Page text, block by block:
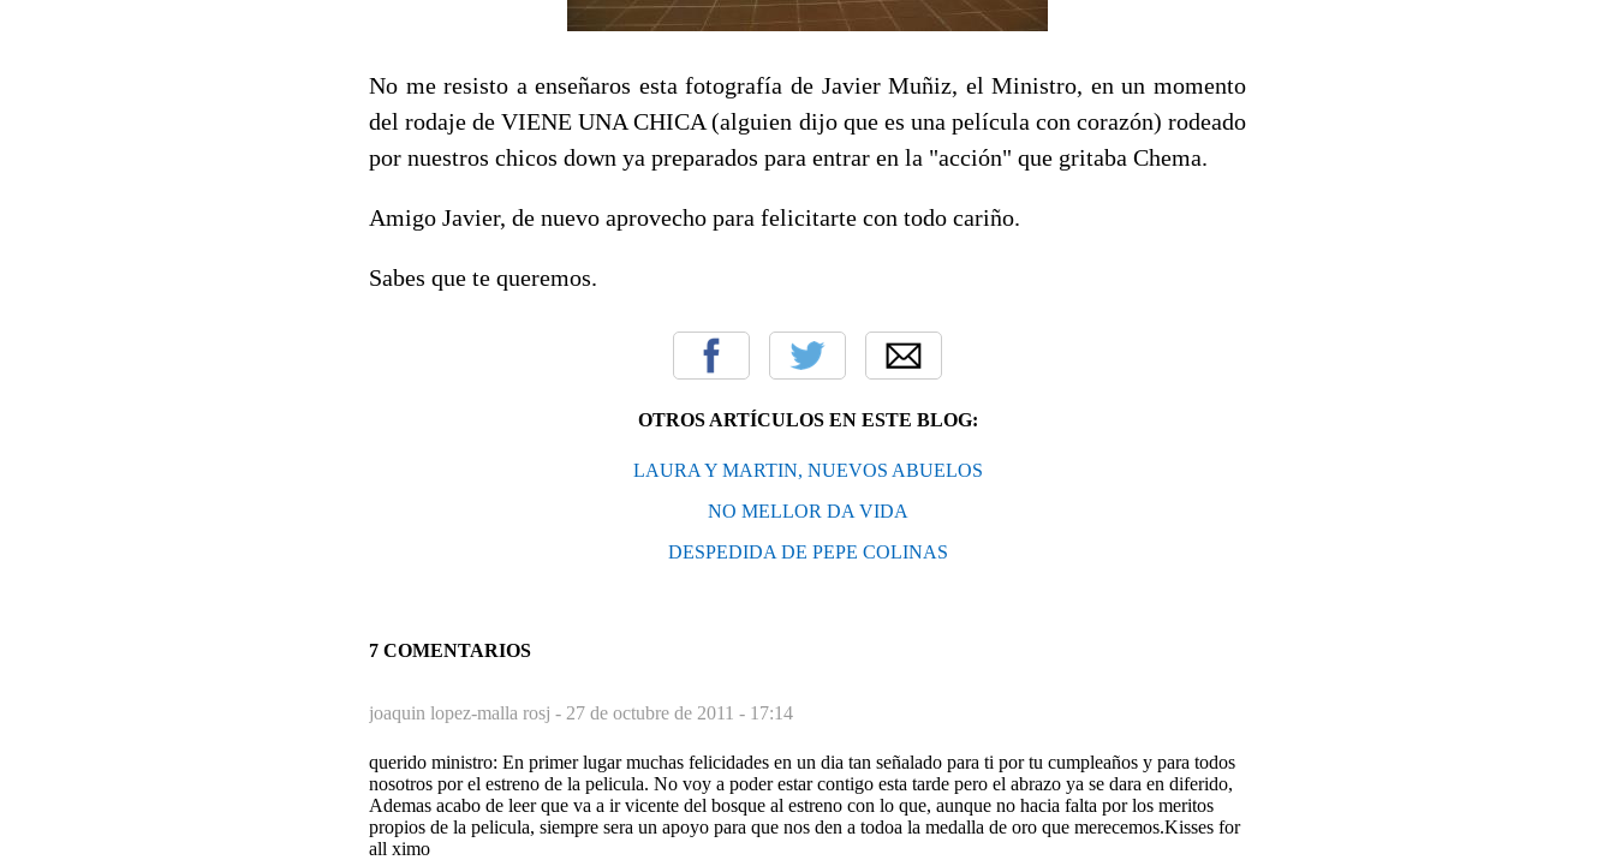
No me resisto a enseñaros esta fotografía de Javier Muñiz, el Ministro, en un momento
del rodaje de VIENE UNA CHICA (alguien dijo que es una película con corazón) rodeado
por nuestros chicos down ya preparados para entrar en la "acción" que gritaba Chema.
Amigo Javier, de nuevo aprovecho para felicitarte con todo cariño.
Sabes que te queremos.
OTROS ARTÍCULOS EN ESTE BLOG:
LAURA Y MARTIN, NUEVOS ABUELOS
NO MELLOR DA VIDA
DESPEDIDA DE PEPE COLINAS
7 COMENTARIOS
joaquin lopez-malla rosj - 27 de octubre de 2011 - 17:14
querido ministro: En primer lugar muchas felicidades en un dia tan señalado para ti por tu cumpleaños y para todos
nosotros por el estreno de la pelicula. No voy a poder estar contigo esta tarde pero el abrazo ya se dara en diferido,
Ademas acabo de leer que va a ir vicente del bosque al estreno con lo que, aunque no hacia falta por los meritos
propios de la pelicula, siempre sera un apoyo para que nos den a todoa la medalla de oro que merecemos.Kisses for
all ximo